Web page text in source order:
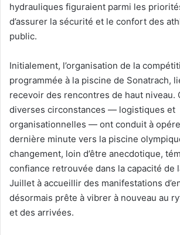
hydrauliques figuraient parmi les
d’assurer la sécurité et le confort des
public.
Initialement, l’organisation de la
programmée à la piscine de Sonatrach,
recevoir des rencontres de haut niveau.
diverses circonstances — logistiques et
organisationnelles — ont conduit à
dernière minute vers la piscine
changement, loin d’être anecdotique,
confiance retrouvée dans la capacité de
Juillet à accueillir des manifestations
désormais prête à vibrer à nouveau au
et des arrivées.